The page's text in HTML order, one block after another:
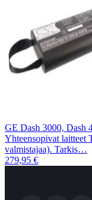
GE Dash 3000, Dash
Yhteensopivat laitteet
valmistajaa). Tarkis…
279,95 €